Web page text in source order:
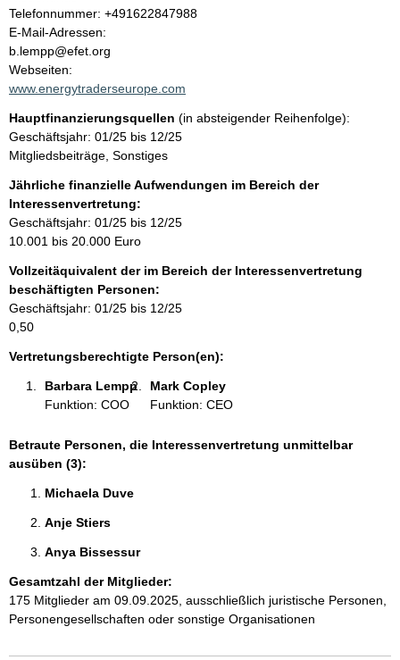
a
l
t
K
o
n
t
a
t
i
n
f
o
r
m
t
i
o
n
e
Telefonnummer: +491622847988
E-Mail-Adressen:
b.lempp@efet.org
Webseiten:
www.energytraderseurope.com
Hauptfinanzierungsquellen (in absteigender Reihenfolge):
Geschäftsjahr: 01/25 bis 12/25
Mitgliedsbeiträge, Sonstiges
Jährliche finanzielle Aufwendungen im Bereich der
Interessenvertretung:
Geschäftsjahr: 01/25 bis 12/25
10.001 bis 20.000 Euro
Vollzeitäquivalent der im Bereich der Interessenvertretung
beschäftigten Personen:
Geschäftsjahr: 01/25 bis 12/25
0,50
Vertretungsberechtigte Person(en):
Barbara Lempp
Funktion: COO
Mark Copley
Funktion: CEO
Betraute Personen, die Interessenvertretung unmittelbar
ausüben (3):
Michaela Duve
Anje Stiers
Anya Bissessur
Gesamtzahl der Mitglieder:
175 Mitglieder am 09.09.2025, ausschließlich juristische Personen,
Personengesellschaften oder sonstige Organisationen